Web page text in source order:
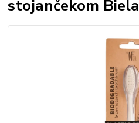
stojančekom Biela